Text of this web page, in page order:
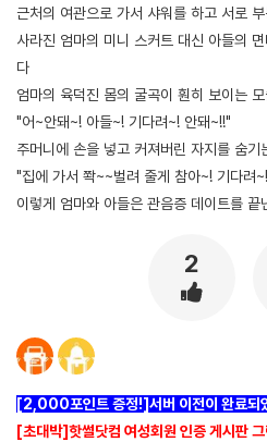
근처의 여관으로 가서 샤워를 하고 서로
사라진 엄마의 미니 스커트 대신 아들의
다
엄마의 육덕진 몸의 굴곡이 훤히 보이는
"어~안돼~! 아들~! 기다려~! 안돼~!!"
주머니에 손을 넣고 커져버린 자지를 숨기
"집에 가서 쫙~~벌려 줄게 참아~! 기다려
이렇게 엄마와 아들은 관음증 데이트를 끝
2
[2,000포인트 증정!]서버 이전이 완료되
[초대박]핫썰닷컴 여성회원 인증 게시판